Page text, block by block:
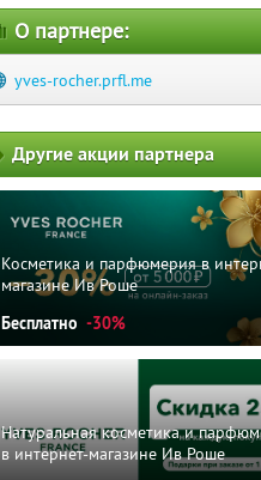
О партнере:
yves-rocher.prfl.me
Другие акции партнера
Косметика и парфюмерия в
магазине Ив Роше
Бесплатно -30%
Натуральная косметика и
в интернет-магазине Ив Роше